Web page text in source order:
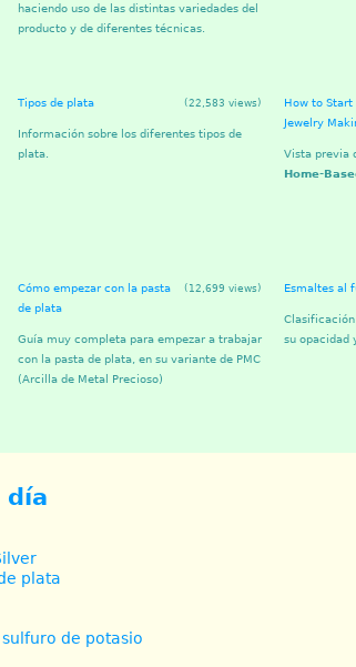
haciendo uso de las distintas variedades del
producto y de diferentes técnicas.
(22,583 views)
Tipos de plata
Información sobre los diferentes tipos de
plata.
How to Start
Jewelry
Vista previa
Home-
(12,699 views)
Cómo empezar con la pasta
de plata
Guía muy completa para empezar a trabajar
con la pasta de plata, en su variante de PMC
(Arcilla de Metal Precioso)
Esmaltes al
su opacidad
día
plata
de potasio